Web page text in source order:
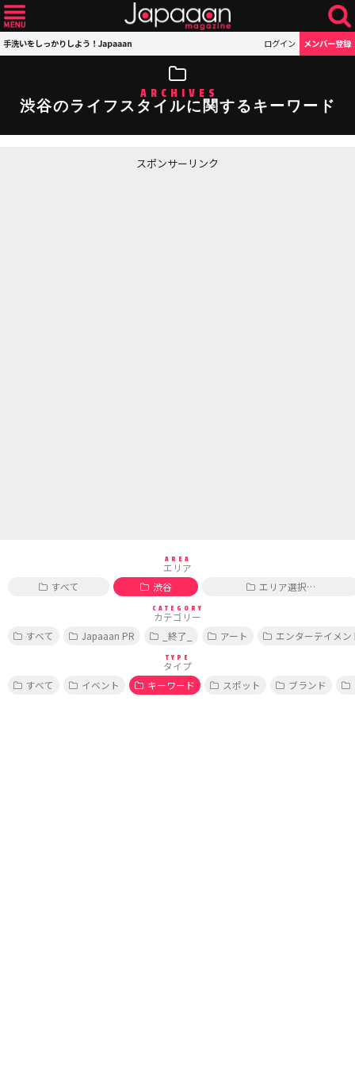
手洗いをしっかりしよう！Japaaan ログイン メンバー登録
ARCHIVES
渋谷のライフスタイルに関するキーワード
スポンサーリンク
AREA
エリア
すべて
渋谷 エリア選択…
CATEGORY
カテゴリー
すべて
Japaaan PR _終了_ アート エンターテイメン
TYPE
タイプ
すべて
イベント キーワード スポット ブランド